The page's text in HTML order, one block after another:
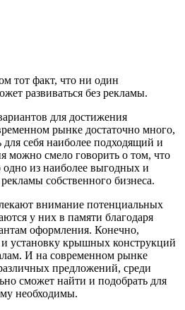
тот факт, что ни один
развиваться без рекламы.
для достижения
рынке достаточно много,
для себя наиболее подходящий и
можно смело говорить о том, что
из наиболее выгодных и
собственного бизнеса.
внимание потенциальных
у них в памяти благодаря
оформления. Конечно,
и установку крышных конструкций
И на современном рынке
предложений, среди
сможет найти и подобрать для
необходимы.